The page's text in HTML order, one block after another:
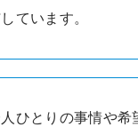
ています。
ひとりの事情や希